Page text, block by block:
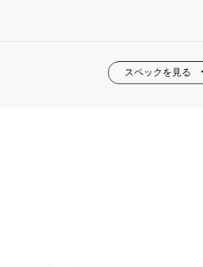
スペックを見る